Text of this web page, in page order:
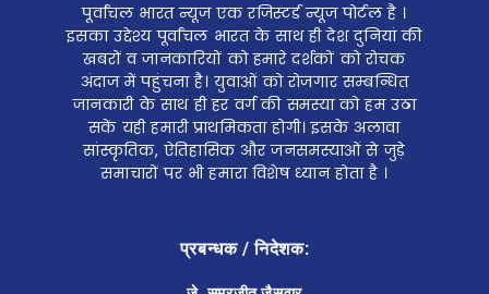
पूर्वांचल भारत न्यूज एक रजिस्टर्ड न्यूज पोर्टल है ।
इसका उद्देश्य पूर्वांचल भारत के साथ ही देश दुनियां की
खबरों व जानकारियों को हमारे दर्शकों को रोचक
अंदाज में पहुंचना है। युवाओं को रोजगार सम्बन्धित
जानकारी के साथ ही हर वर्ग की समस्या को हम उठा
सकें यही हमारी प्राथमिकता होगी। इसके अलावा
सांस्कृतिक, ऐतिहासिक और जनसमस्याओं से जुड़े
समाचारों पर भी हमारा विशेष ध्यान होता है ।
प्रबन्धक / निदेशक: